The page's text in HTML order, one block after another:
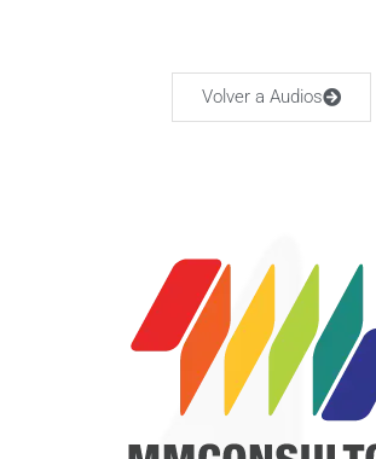
Volver a Audios